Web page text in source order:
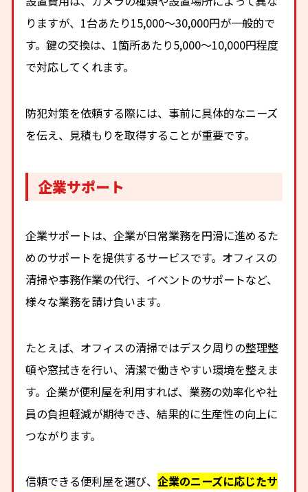
りますが、1台あたり15,000〜30,000円が一般的で
す。鍵の交換は、1箇所あたり5,000〜10,000円程度
で対応してくれます。
防犯対策を依頼する際には、事前に具体的なニーズ
を伝え、見積もりを取得することが重要です。
企業サポート
企業サポートは、企業が日常業務を円滑に進めるた
めのサポートを提供するサービスです。オフィスの
清掃や事務作業の代行、イベントのサポートなど、
様々な業務を請け負います。
たとえば、オフィスの清掃ではデスク周りの整理整
頓や窓拭きを行い、清潔で働きやすい環境を整えま
す。企業が便利屋を利用すれば、業務の効率化や社
員の負担軽減が期待でき、結果的に生産性の向上に
つながります。
信頼できる便利屋を選び、企業のニーズに応じたサ